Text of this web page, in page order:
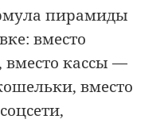
пирамиды
вместо
кассы —
вместо